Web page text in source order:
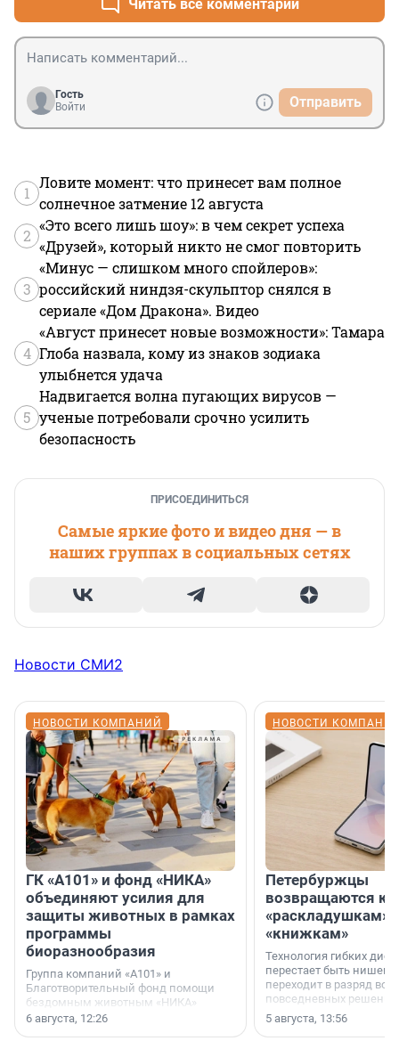
Читать все комментарии
Гость
Войти
Отправить
1
Ловите момент: что принесет вам полное
солнечное затмение 12 августа
2
«Это всего лишь шоу»: в чем секрет успеха
«Друзей», который никто не смог повторить
3
«Минус — слишком много спойлеров»:
российский ниндзя-скульптор снялся в
сериале «Дом Дракона». Видео
4
«Август принесет новые возможности»: Тамара
Глоба назвала, кому из знаков зодиака
улыбнется удача
5
Надвигается волна пугающих вирусов —
ученые потребовали срочно усилить
безопасность
ПРИСОЕДИНИТЬСЯ
Самые яркие фото и видео дня — в
наших группах в социальных сетях
Новости СМИ2
НОВОСТИ КОМПАНИЙ
ГК «А101» и фонд «НИКА»
объединяют усилия для
защиты животных в рамках
программы
биоразнообразия
Группа компаний «А101» и
Благотворительный фонд помощи
бездомным животным «НИКА»
заключили соглашение о
6 августа, 12:26
НОВОСТИ
Петербуржцы
возвращаются к
«раскладушкам»
«книжкам»
Технология гибких
перестает быть
переходит в разряд
повседневных
5 августа, 13:56